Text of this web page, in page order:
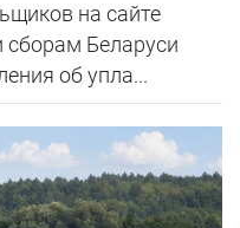
на сайте
сборам Беларуси
об упла...